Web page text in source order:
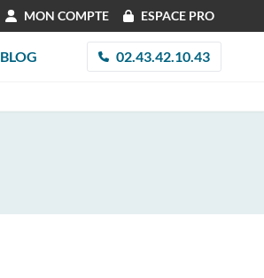
MON COMPTE ESPACE PRO
BLOG 02.43.42.10.43